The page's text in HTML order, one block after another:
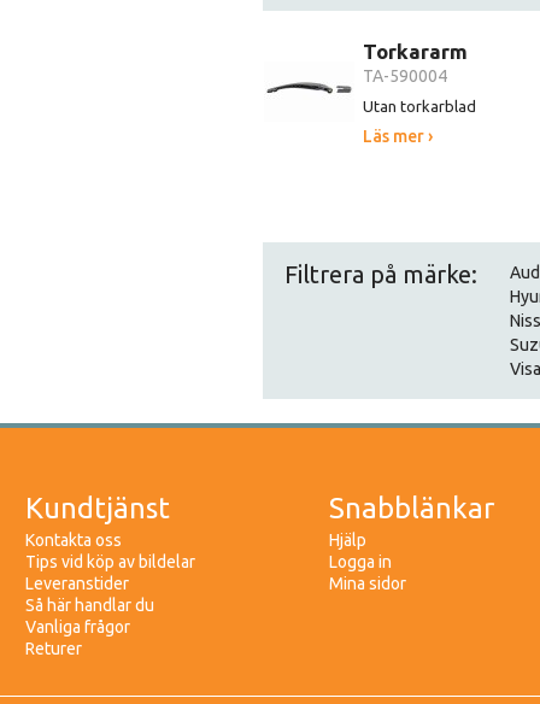
Torkararm
TA-590004
Utan torkarblad
Läs mer ›
Filtrera på märke:
Kundtjänst
Kontakta oss
Tips vid köp av bildelar
Leveranstider
Så här handlar du
Vanliga frågor
Returer
Snabblänkar
Hjälp
Logga in
Mina sidor